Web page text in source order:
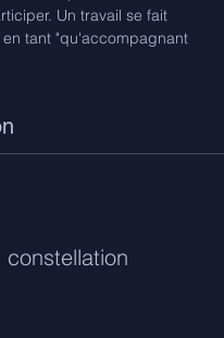
Un travail se fait
tant "qu'accompagnant